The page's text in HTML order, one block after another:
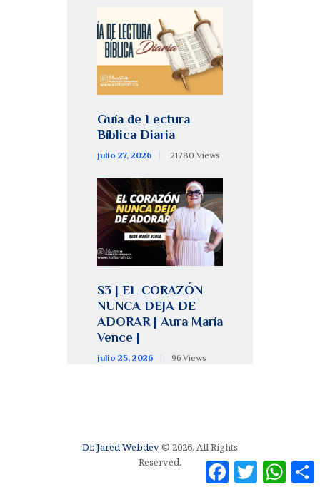
Guía de Lectura
Bíblica Diaria
julio 27, 2026 21780 Views
S3 | EL CORAZÓN
NUNCA DEJA DE
ADORAR | Aura María
Vence |
julio 25, 2026 96 Views
Dr. Jared Webdev© 2026. All Rights
Reserved.
T
W